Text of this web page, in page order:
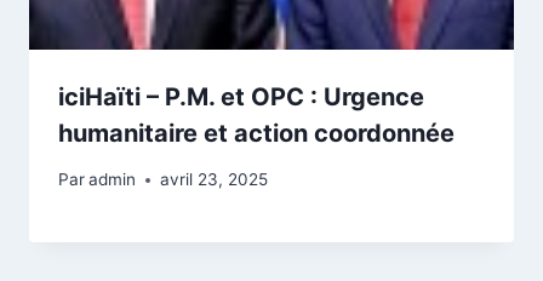
iciHaïti – P.M. et OPC : Urgence
humanitaire et action coordonnée
Paradmin avril 23, 2025